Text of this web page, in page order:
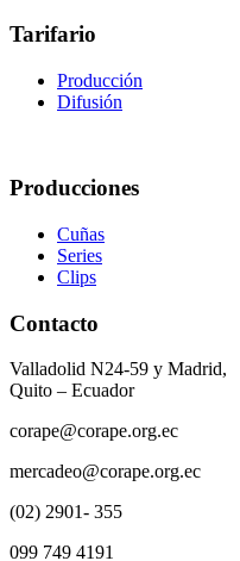
Tarifario
Producción
Difusión
Producciones
Cuñas
Series
Clips
Contacto
Valladolid N24-59 y Madrid,
Quito – Ecuador
corape@corape.org.ec
mercadeo@corape.org.ec
(02) 2901- 355
099 749 4191